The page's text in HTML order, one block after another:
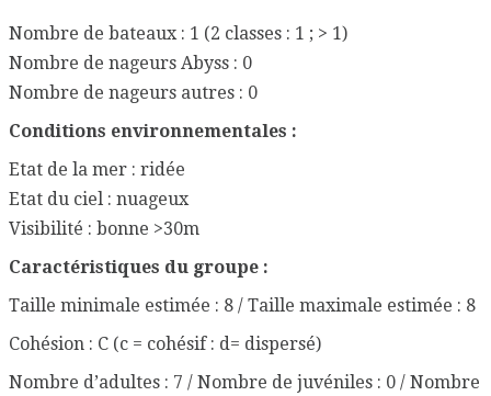
Nombre de bateaux : 1 (2 classes : 1 ; > 1)
Nombre de nageurs Abyss : 0
Nombre de nageurs autres : 0
Conditions environnementales :
Etat de la mer : ridée
Etat du ciel : nuageux
Visibilité : bonne >30m
Caractéristiques du groupe :
Taille minimale estimée : 8 / Taille maximale estimée : 8
Cohésion : C (c = cohésif : d= dispersé)
Nombre d’adultes : 7 / Nombre de juvéniles : 0 / Nombre